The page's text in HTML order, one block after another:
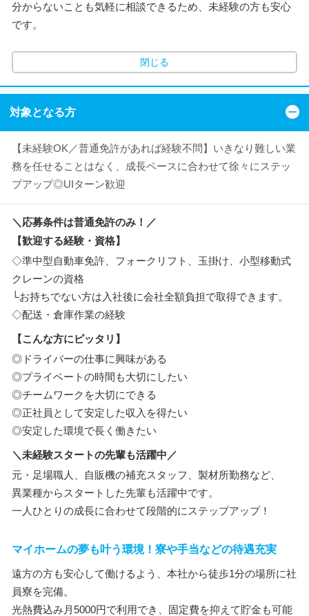
分からないことも気軽に相談できるため、未経験の方も安心
です。
閉じる
対象となる方
【未経験OK／普通免許があれば経験不問】いきなり難しい業
務を任せることはなく、成長ペースに合わせて徐々にステッ
プアップ◎UIターン歓迎
＼応募条件は普通免許のみ！／
【歓迎する経験・資格】
◇準中型自動車免許、フォークリフト、玉掛け、小型移動式
クレーンの資格
└お持ちでない方は入社後に会社全額負担で取得できます。
◇配送・倉庫作業の経験
【こんな方にピッタリ】
◎ドライバーの仕事に興味がある
◎プライベートの時間も大切にしたい
◎チームワークを大切にできる
◎正社員として安定した収入を得たい
◎安定した環境で長く働きたい
＼未経験スタートの先輩も活躍中／
元・足場職人、自販機の補充スタッフ、製材所勤務など、
異業種からスタートした先輩も活躍中です。
一人ひとりの成長に合わせて段階的にステップアップ！
マイホームの夢も叶う環境！寮や手当などの待遇充実
遠方の方も安心して働けるよう、本社から徒歩1分の場所に社
員寮を完備。
光熱費込み月5000円で利用でき、固定費を抑えて貯金も可能